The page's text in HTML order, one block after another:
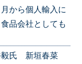
から個人輸入に
品会社としても
毅氏 新垣春菜